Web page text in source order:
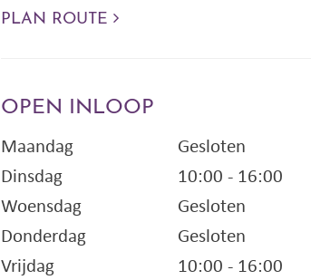
PLAN ROUTE
OPEN INLOOP
Maandag
Dinsdag
Woensdag
Donderdag
Vrijdag
Gesloten
10:00 - 16:00
Gesloten
Gesloten
10:00 - 16:00